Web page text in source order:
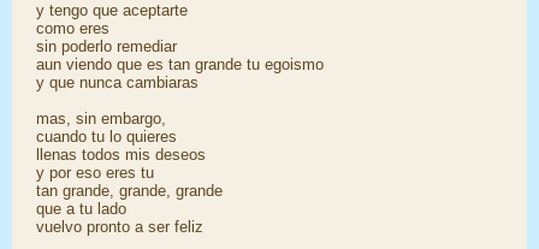
y tengo que aceptarte
como eres
sin poderlo remediar
aun viendo que es tan grande tu egoismo
y que nunca cambiaras
mas, sin embargo,
cuando tu lo quieres
llenas todos mis deseos
y por eso eres tu
tan grande, grande, grande
que a tu lado
vuelvo pronto a ser feliz